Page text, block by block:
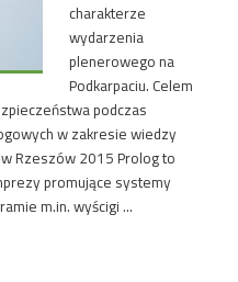
charakterze
wydarzenia
plenerowego na
Podkarpaciu. Celem
podczas
w zakresie wiedzy
Rzeszów 2015 Prolog to
promujące systemy
m.in. wyścigi …